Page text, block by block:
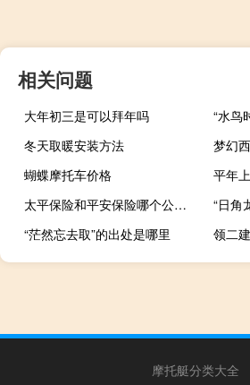
相关问题
大年初三是可以拜年吗
“水鸟
冬天取暖安装方法
梦幻
蝴蝶摩托车价格
太平保险和平安保险哪个公司大（太平保险和平安保险哪个好）
“日角
“茫然忘去取”的出处是哪里
领二
摩托艇分类大全